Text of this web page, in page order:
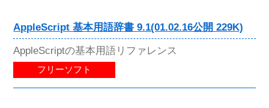
AppleScript 基本用語辞書 9.1(01.02.16公開 229K)
AppleScriptの基本用語リファレンス
フリーソフト